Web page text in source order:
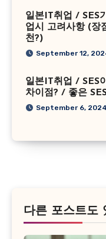
일본IT취업 / SES
업시 고려사항 (장
천?)
September 12,
일본IT취업 / SES
차이점? / 좋은
September 6, 2024
다른 포스트도